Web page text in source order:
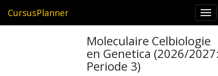
CursusPlanner
Moleculaire Celbiologie
en Genetica (2026/
Periode 3)